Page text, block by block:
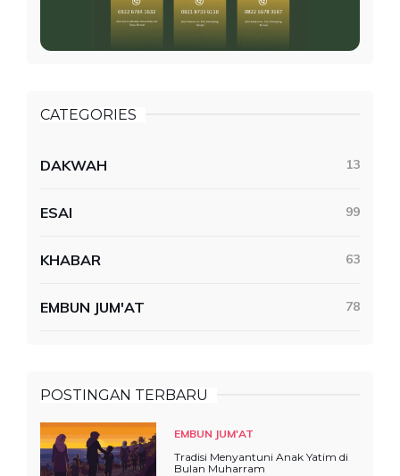
CATEGORIES
DAKWAH 13
ESAI 99
KHABAR 63
EMBUN JUM'AT 78
POSTINGAN TERBARU
EMBUN JUM'AT
Tradisi Menyantuni Anak Yatim di
Bulan Muharram